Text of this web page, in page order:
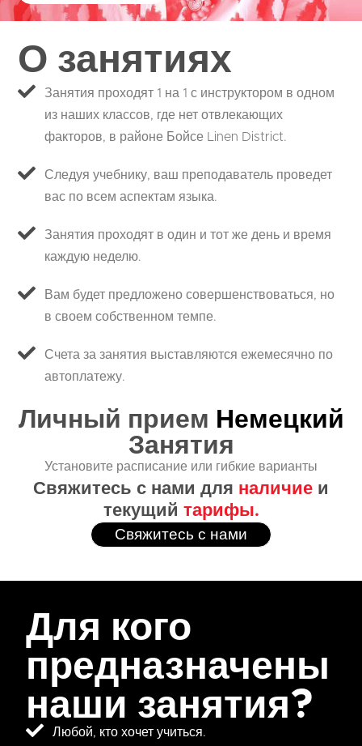
О занятиях
Занятия проходят 1 на 1 с инструктором в одном
из наших классов, где нет отвлекающих
факторов, в районе Бойсе Linen District.
Следуя учебнику, ваш преподаватель проведет
вас по всем аспектам языка.
Занятия проходят в один и тот же день и время
каждую неделю.
Вам будет предложено совершенствоваться, но
в своем собственном темпе.
Счета за занятия выставляются ежемесячно по
автоплатежу.
Личный прием Немецкий
Занятия
Установите расписание или гибкие варианты
Свяжитесь с нами для наличие и
текущий тарифы.
Свяжитесь с нами
Для кого
предназначены
наши занятия?
Любой, кто хочет учиться.